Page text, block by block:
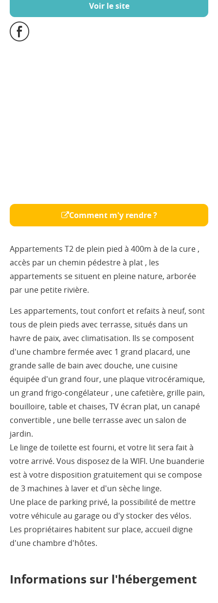
Voir le site
Comment m'y rendre ?
Appartements T2 de plein pied à 400m à de la cure ,
accès par un chemin pédestre à plat , les
appartements se situent en pleine nature, arborée
par une petite rivière.
Les appartements, tout confort et refaits à neuf, sont
tous de plein pieds avec terrasse, situés dans un
havre de paix, avec climatisation. Ils se composent
d'une chambre fermée avec 1 grand placard, une
grande salle de bain avec douche, une cuisine
équipée d'un grand four, une plaque vitrocéramique,
un grand frigo-congélateur , une cafetière, grille pain,
bouilloire, table et chaises, TV écran plat, un canapé
convertible , une belle terrasse avec un salon de
jardin.
Le linge de toilette est fourni, et votre lit sera fait à
votre arrivé. Vous disposez de la WIFI. Une buanderie
est à votre disposition gratuitement qui se compose
de 3 machines à laver et d'un sèche linge.
Une place de parking privé, la possibilité de mettre
votre véhicule au garage ou d'y stocker des vélos.
Les propriétaires habitent sur place, accueil digne
d'une chambre d'hôtes.
Informations sur l'hébergement